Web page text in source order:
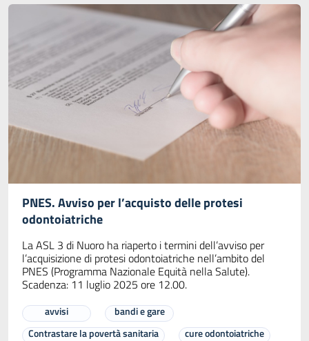
PNES. Avviso per l’acquisto delle protesi
odontoiatriche
La ASL 3 di Nuoro ha riaperto i termini dell’avviso per
l’acquisizione di protesi odontoiatriche nell’ambito del
PNES (Programma Nazionale Equità nella Salute).
Scadenza: 11 luglio 2025 ore 12.00.
avvisi
bandi e gare
Contrastare la povertà sanitaria
cure odontoiatriche